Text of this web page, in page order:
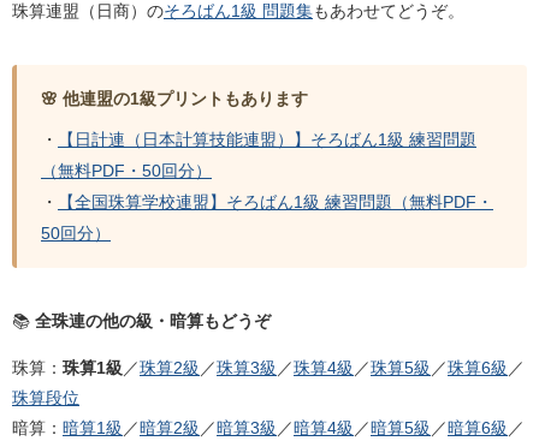
珠算連盟（日商）のそろばん1級 問題集もあわせてどうぞ。
🌸 他連盟の1級プリントもあります
・
【日計連（日本計算技能連盟）】そろばん1級 練習問題
（無料PDF・50回分）
・
【全国珠算学校連盟】そろばん1級 練習問題（無料PDF・
50回分）
📚 全珠連の他の級・暗算もどうぞ
珠算： 珠算1級 ／珠算2級 ／珠算3級 ／珠算4級 ／珠算5級 ／珠算6級 ／
珠算段位
暗算： 暗算1級 ／暗算2級 ／暗算3級 ／暗算4級 ／暗算5級 ／暗算6級 ／